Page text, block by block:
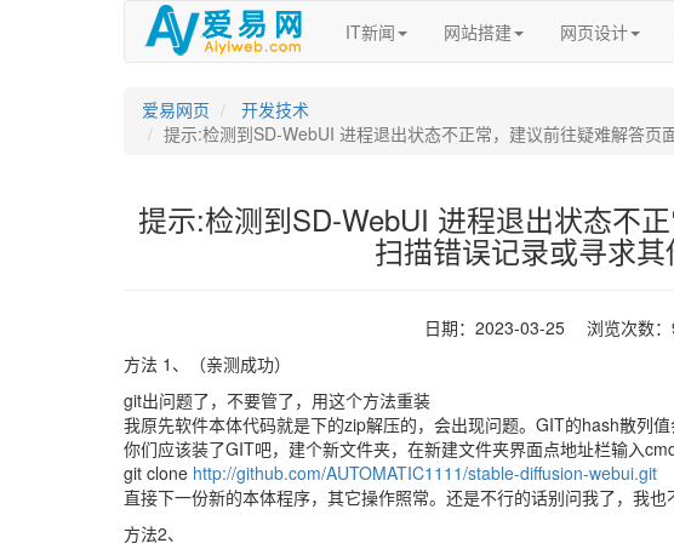
IT新闻 网站搭建 网页设计
爱易网页
开发技术
提示:检测到SD-WebUI 进程退出状态不正常，建议前往疑难解答页
提示:检测到SD-WebUI 进程退出状态不
扫描错误记录或寻求其
日期：2023-03-25 浏览次数：
方法 1、（亲测成功）
git出问题了，不要管了，用这个方法重装
我原先软件本体代码就是下的zip解压的，会出现问题。GIT的hash散列值
你们应该装了GIT吧，建个新文件夹，在新建文件夹界面点地址栏输入
git clone http://github.com/AUTOMATIC1111/stable-diffusion-webui.git
直接下一份新的本体程序，其它操作照常。还是不行的话别问我了，我也
方法2、